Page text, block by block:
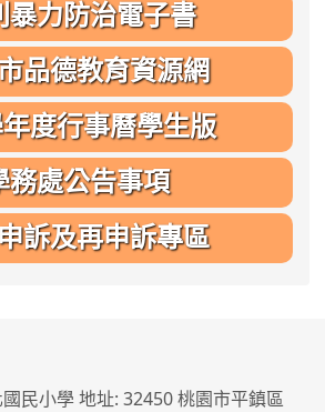
暴力防治電子書
品德教育資源網
年度行事曆學生版
務處公告事項
訴及再申訴專區
民小學 地址: 32450 桃園市平鎮區